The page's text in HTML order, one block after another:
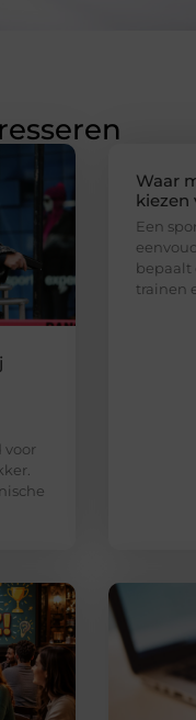
voor
Waar
kiezen
Een
bepaalt
trainen